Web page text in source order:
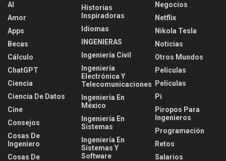
AI
Amor
Apps
Becas
Cálculo
ChatGPT
Ciencia
Ciencia De Datos
Cine
Consejos
Cosas De
Ingeniero
Cosas De
Historias
Inspiradoras
Idiomas
INGENIERAS
Ingeniería Civil
Ingeniería
Electrónica Y
Telecomunicaciones
Ingeniería En
México
Ingeniería En
Sistemas
Ingeniería En
Sistemas Y
Software
Negocios
Netflix
Nikola Tesla
Noticias
Otros Mundos
Películas
Películas
Pi
Piropos Para
Ingenieros
Programación
Retos
Salarios